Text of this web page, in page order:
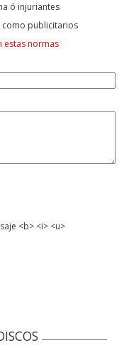
ó injuriantes
como publicitarios
estas normas
<b> <i> <u>